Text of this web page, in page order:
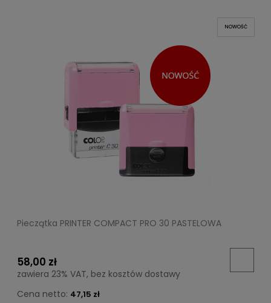
Pieczątka PRINTER COMPACT PRO 30 PASTELOWA
58,00 zł
zawiera 23% VAT, bez kosztów dostawy
Cena netto: 47,15 zł
NOWOŚĆ